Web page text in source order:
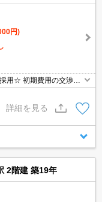
円)
用☆ 初期費用の交渉
詳細を見る
2階建 築19年